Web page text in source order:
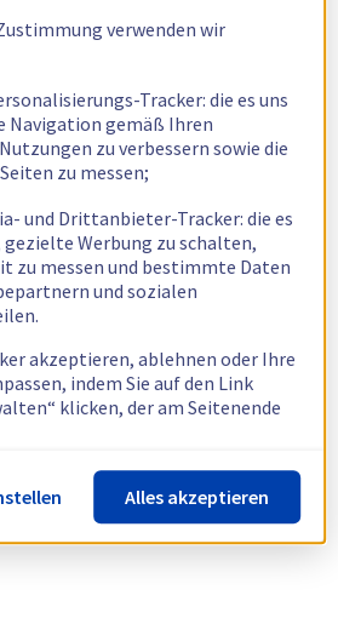
verwenden wir
Tracker: die es uns
Navigation gemäß Ihren
zu verbessern sowie die
zu messen;
und Drittanbieter-Tracker: die es
Werbung zu schalten,
zu messen und bestimmte Daten
und sozialen
akzeptieren, ablehnen oder Ihre
indem Sie auf den Link
klicken, der am Seitenende
finden Sie in unsererRichtlinie
Alles akzeptieren